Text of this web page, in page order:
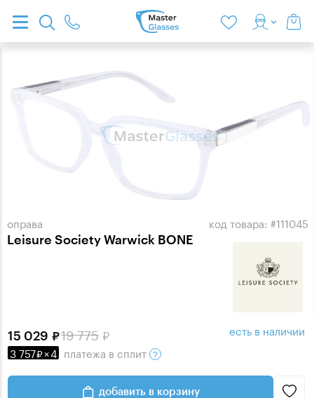
оправа
Leisure Society Warwick BONE
код товара: #111045
19 775
15 029
3 757 ×4 платежа в сплит
есть в наличии
добавить в корзину